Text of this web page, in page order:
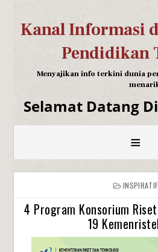
Kanal Informasi
Pendidikan
Menyajikan info terkini dunia
Selamat Datang
≡
INSPIRATIF
4 Program Konsorium
19